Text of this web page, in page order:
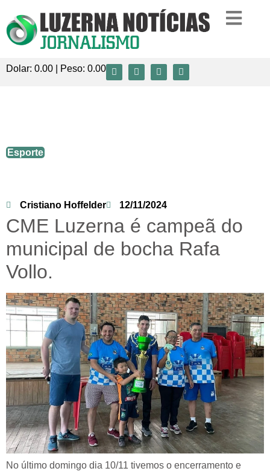
Dolar: 0.00 | Peso: 0.00
Esporte
Cristiano Hoffelder 12/11/2024
CME Luzerna é campeã do
municipal de bocha Rafa
Vollo.
No último domingo dia 10/11 tivemos o encerramento e